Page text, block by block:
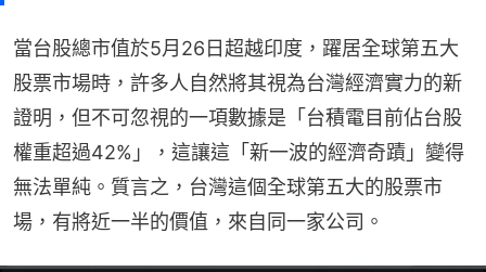
當台股總市值於5月26日超越印度，躍居全球第五大
股票市場時，許多人自然將其視為台灣經濟實力的新
證明，但不可忽視的一項數據是「台積電目前佔台股
權重超過42%」，這讓這「新一波的經濟奇蹟」變得
無法單純。質言之，台灣這個全球第五大的股票市
場，有將近一半的價值，來自同一家公司。